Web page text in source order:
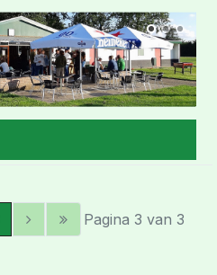
Pagina 3 van 3